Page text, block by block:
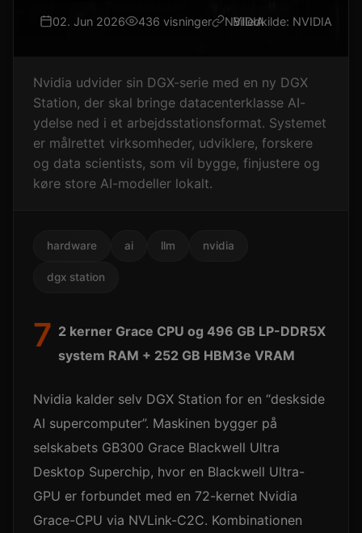
02. Jun 2026 436 visninger NVIDIA
Billedkilde: NVIDIA
Nvidia udvider sin DGX-serie med en ny DGX
Station, der skal bringe datacenterklasse AI-
ydelse ned i et arbejdsstationsformat. Systemet
er målrettet virksomheder, udviklere, forskere
og data scientists, som vil bygge, finjustere og
køre store AI-modeller lokalt.
hardware ai llm nvidia
dgx station
7 2 kerner Grace CPU og 496 GB LP-DDR5X
system RAM + 252 GB HBM3e VRAM
Nvidia kalder selv DGX Station for en “deskside
AI supercomputer”. Maskinen bygger på
selskabets GB300 Grace Blackwell Ultra
Desktop Superchip, hvor en Blackwell Ultra-
GPU er forbundet med en 72-kernet Nvidia
Grace-CPU via NVLink-C2C. Kombinationen